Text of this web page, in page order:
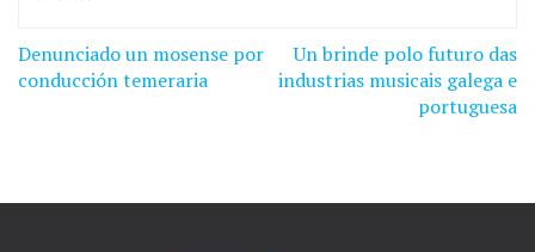
Navegación
Denunciado un mosense por
conducción temeraria
Un brinde polo futuro das
industrias musicais galega e
portuguesa